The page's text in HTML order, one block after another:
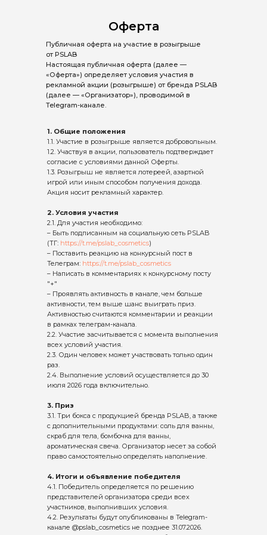
Оферта
Публичная оферта на участие в розыгрыше
от PSLAB
Настоящая публичная оферта (далее —
«Оферта») определяет условия участия в
рекламной акции (розыгрыше) от бренда PSLAB
(далее — «Организатор»), проводимой в
Telegram-канале.
1. Общие положения
1.1. Участие в розыгрыше является добровольным.
1.2. Участвуя в акции, пользователь подтверждает
согласие с условиями данной Оферты.
1.3. Розыгрыш не является лотереей, азартной
игрой или иным способом получения дохода.
Акция носит рекламный характер.
2. Условия участия
2.1. Для участия необходимо:
– Быть подписанным на социальную сеть PSLAB
(ТГ: https://t.me/pslab_cosmetics)
– Поставить реакцию на конкурсный пост в
Телеграм: https://t.me/pslab_cosmetics
– Написать в комментариях к конкурсному посту
"+"
– Проявлять активность в канале, чем больше
активности, тем выше шанс выиграть приз.
Активностью считаются комментарии и реакции
в рамках телеграм-канала.
2.2. Участие засчитывается с момента выполнения
всех условий участия.
2.3. Один человек может участвовать только один
раз.
2.4. Выполнение условий осуществляется до 30
июля 2026 года включительно.
3. Приз
3.1. Три бокса с продукцией бренда PSLAB, а также
с дополнительными продуктами: соль для ванны,
скраб для тела, бомбочка для ванны,
ароматическая свеча. Организатор несет за собой
право самостоятельно определять наполнение.
4. Итоги и объявление победителя
4.1. Победитель определяется по решению
представителей организатора среди всех
участников, выполнивших условия.
4.2. Результаты будут опубликованы в Telegram-
канале @pslab_cosmetics не позднее 31.07.2026.